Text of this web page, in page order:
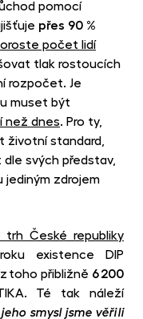
pomocí
přes 90 %
počet lidí
tlak rostoucích
rozpočet. Je
muset být
než dnes. Pro ty,
životní standard,
svých představ,
zdrojem
České republiky
existence DIP
, z toho přibližně 6 200
Té tak náleží
jeho smysl jsme věřili